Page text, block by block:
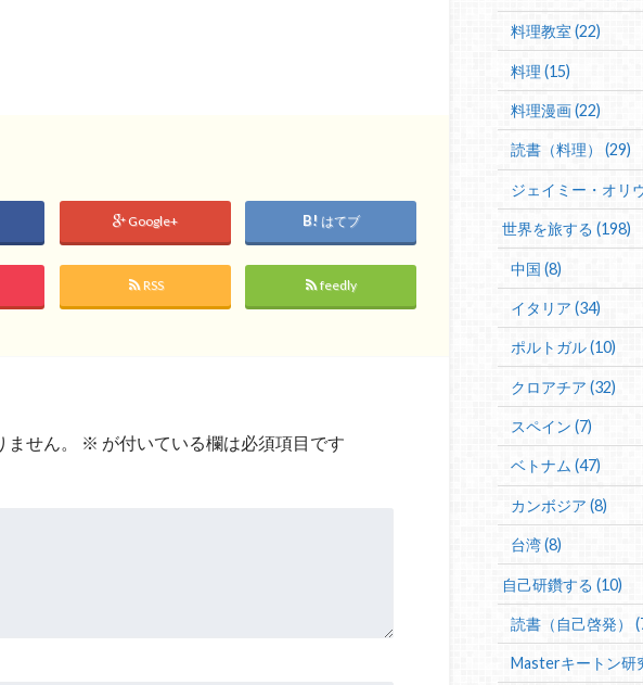
Google+ はてブ
RSS feedly
せん。 ※ が付いている欄は必須項目です
料理教室 (22)
料理 (15)
料理漫画 (22)
読書（料理） (29)
ジェイミー・オリ
世界を旅する (198)
中国 (8)
イタリア (34)
ポルトガル (10)
クロアチア (32)
スペイン (7)
ベトナム (47)
カンボジア (8)
台湾 (8)
自己研鑽する (10)
読書（自己啓発）
Masterキートン研